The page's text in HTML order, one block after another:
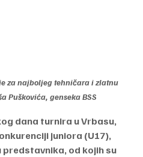
za najboljeg tehničara i zlatnu
Puškovića, genseka BSS
dana turnira u Vrbasu,
juniora (U17),
od kojih su